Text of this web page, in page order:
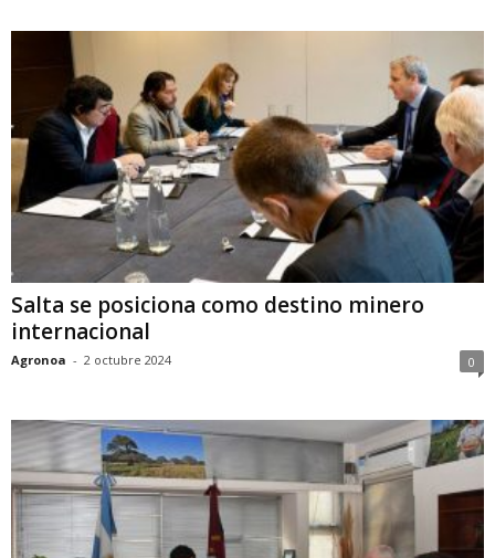
Salta se posiciona como destino minero
internacional
Agronoa - 2 octubre 2024 0